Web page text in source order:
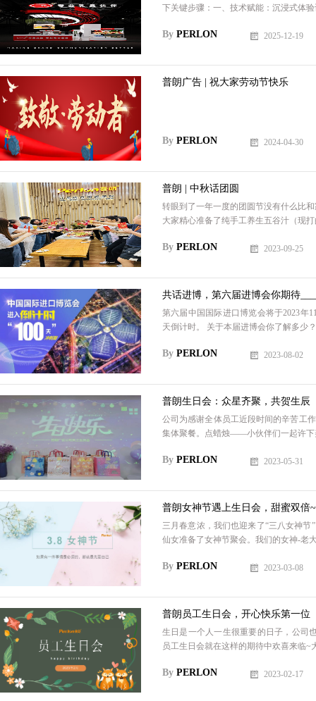
下关键步骤：一、技术赋能：沉浸式体
By PERLON 2025-12-19
普朗广告 | 祝大家劳动节快乐
By PERLON 2024-04-30
普朗 | 中秋话团圆
转眼到了一年一度的团圆节没有什么比
大家精心准备了纯手工养生五谷汁（现
By PERLON 2023-09-25
共话进博，第六届进博会你期待
第六届中国国际进口博览会将于2023年
天倒计时。 关于本届进博会你了解多少
By PERLON 2023-08-02
普朗生日会：众星齐聚，共贺生辰
公司为感谢全体员工近段时间的辛苦工
集体聚餐。点蜡烛——小伙伴们一起许
By PERLON 2023-05-31
普朗女神节遇上生日会，甜蜜双倍~
三月春意浓，我们也迎来了“三八女神
仙女准备了女神节聚会。我们的女神-老
By PERLON 2023-03-08
普朗员工生日会，开心快乐第一位
生日是一个人一生很重要的日子，公司
员工生日会就在这样的期待中欢喜来临~
By PERLON 2023-02-17